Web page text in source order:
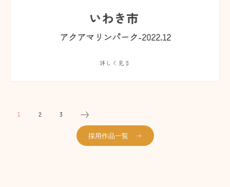
いわき市
アクアマリンパーク-2022.12
詳しく見る
1 2 3
採用作品一覧